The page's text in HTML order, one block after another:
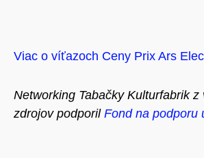
Viac o víťazoch Ceny Prix Ars
Networking Tabačky Kulturfabrik z
zdrojov podporil Fond na podporu